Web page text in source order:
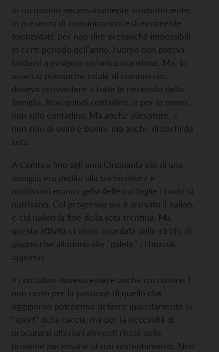
In un mondo necessariamente autosufficiente,
in presenza di comunicazioni estremamente
tormentate per non dire pressoché impossibili
in certi periodo dell’anno, l’uomo non poteva
limitarsi a svolgere un’unica mansione. Ma, in
assenza pressoché totale di commercio,
doveva provvedere a tutte le necessità della
famiglia. Non quindi contadino, o per lo meno,
non solo contadino. Ma anche allevatore, e
non solo di ovini e bovini, ma anche di bachi da
seta.
A Cembra fino agli anni Cinquanta più di una
famiglia era dedita alla bachicoltura e
moltissimi erano i gelsi delle cui foglie i bachi si
nutrivano. Col progresso poi è arrivato il nailon,
e col nailon la fine della seta trentina. Ma
questa attività ci viene ricordata dalle strofe di
giugno che alludono alle “galete” , i bozzoli
appunto.
Il contadino doveva essere anche cacciatore. E
non certo per la passione di quello che
oggigiorno potremmo definire ipocritamente lo
“sport“ della caccia, ma per la necessità di
procurarsi ulteriori alimenti ricchi delle
proteine necessarie al suo sostentamento. Non